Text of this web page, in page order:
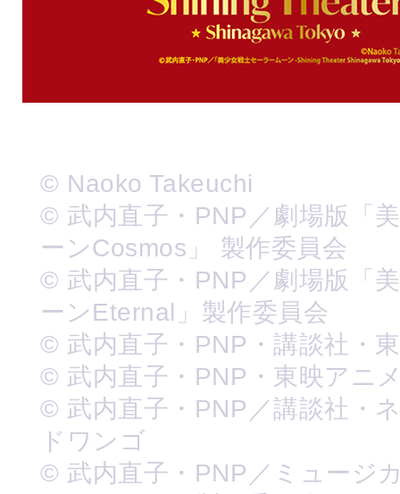
© Naoko Takeuchi
© 武内直子・PNP／劇場版「
ーンCosmos」 製作委員会
© 武内直子・PNP／劇場版「
ーンEternal」製作委員会
© 武内直子・PNP・講談社・
© 武内直子・PNP・東映アニ
© 武内直子・PNP／講談社・
ドワンゴ
© 武内直子・PNP／ミュージ